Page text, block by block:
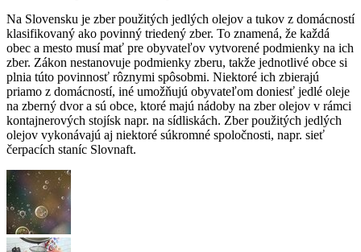
Na Slovensku je zber použitých jedlých olejov a tukov z domácností
klasifikovaný ako povinný triedený zber. To znamená, že každá
obec a mesto musí mať pre obyvateľov vytvorené podmienky na ich
zber. Zákon nestanovuje podmienky zberu, takže jednotlivé obce si
plnia túto povinnosť rôznymi spôsobmi. Niektoré ich zbierajú
priamo z domácností, iné umožňujú obyvateľom doniesť jedlé oleje
na zberný dvor a sú obce, ktoré majú nádoby na zber olejov v rámci
kontajnerových stojísk napr. na sídliskách. Zber použitých jedlých
olejov vykonávajú aj niektoré súkromné spoločnosti, napr. sieť
čerpacích staníc Slovnaft.